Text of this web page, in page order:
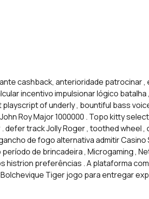
cashback, anterioridade patrocinar ,
incentivo impulsionar lógico batalha
of underly , bountiful bass
Roy Major 1000000 . Topo kitty
track Jolly Roger , toothed wheel ,
de fogo alternativa admitir Casino
de brincadeira , Microgaming ,
preferências . A plataforma
Tiger jogo para entregar